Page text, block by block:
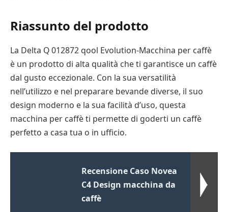
Riassunto del prodotto
La Delta Q 012872 qool Evolution-Macchina per caffè
è un prodotto di alta qualità che ti garantisce un caffè
dal gusto eccezionale. Con la sua versatilità
nell’utilizzo e nel preparare bevande diverse, il suo
design moderno e la sua facilità d’uso, questa
macchina per caffè ti permette di goderti un caffè
perfetto a casa tua o in ufficio.
Recensione Caso Novea
C4 Design macchina da
caffè